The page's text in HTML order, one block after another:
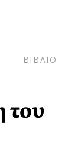
ΒΙΒΛΙΟ
του